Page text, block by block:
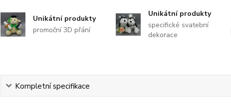
Unikátní produkty
promoční 3D přání
Unikátní produkty
specifické svatební
dekorace
Kompletní specifikace